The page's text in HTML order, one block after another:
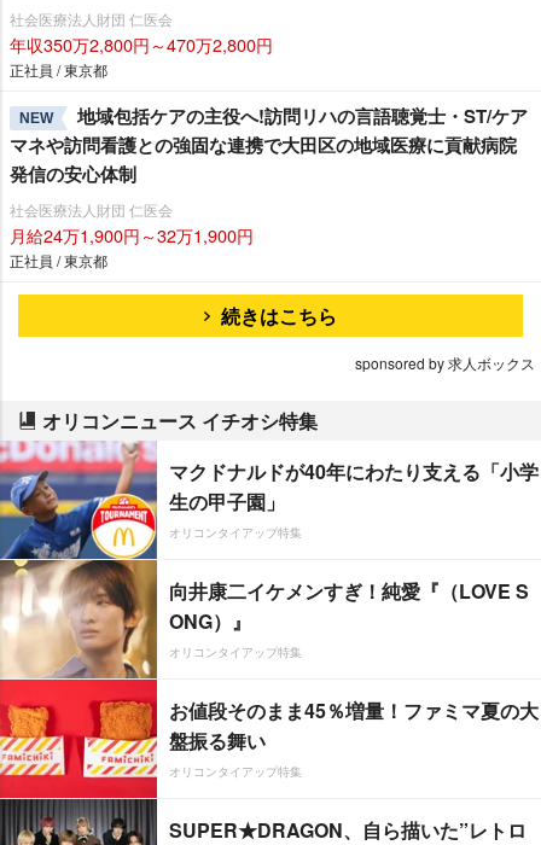
社会医療法人財団 仁医会
年収350万2,800円～470万2,800円
正社員 / 東京都
NEW
地域包括ケアの主役へ!訪問リハの言語聴覚士・ST/ケア
マネや訪問看護との強固な連携で大田区の地域医療に貢献病院
発信の安心体制
社会医療法人財団 仁医会
月給24万1,900円～32万1,900円
正社員 / 東京都
続きはこちら
sponsored by 求人ボックス
オリコンニュース イチオシ特集
マクドナルドが40年にわたり支える「小学
生の甲子園」
オリコンタイアップ特集
向井康二イケメンすぎ！純愛『（LOVE S
ONG）』
オリコンタイアップ特集
お値段そのまま45％増量！ファミマ夏の大
盤振る舞い
オリコンタイアップ特集
SUPER★DRAGON、自ら描いた”レトロ